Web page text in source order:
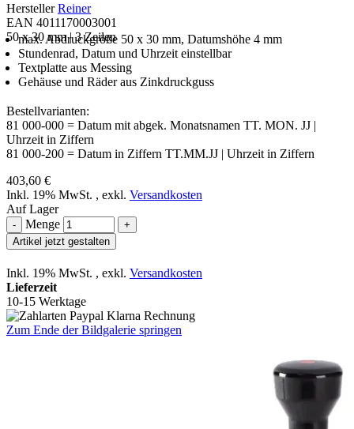
HerstellerReiner
EAN 4011170003001
50 x 30 mm | 3 Zeilen
max. Abdruckgröße 50 x 30 mm, Datumshöhe 4 mm
Stundenrad, Datum und Uhrzeit einstellbar
Textplatte aus Messing
Gehäuse und Räder aus Zinkdruckguss
Bestellvarianten:
81 000-000 = Datum mit abgek. Monatsnamen TT. MON. JJ |
Uhrzeit in Ziffern
81 000-200 = Datum in Ziffern TT.MM.JJ | Uhrzeit in Ziffern
403,60 €
Inkl. 19% MwSt. , exkl. Versandkosten
Auf Lager
- Menge
+
Artikel jetzt gestalten
Inkl. 19% MwSt. , exkl. Versandkosten
Lieferzeit
10-15 Werktage
Zum Ende der Bildgalerie springen